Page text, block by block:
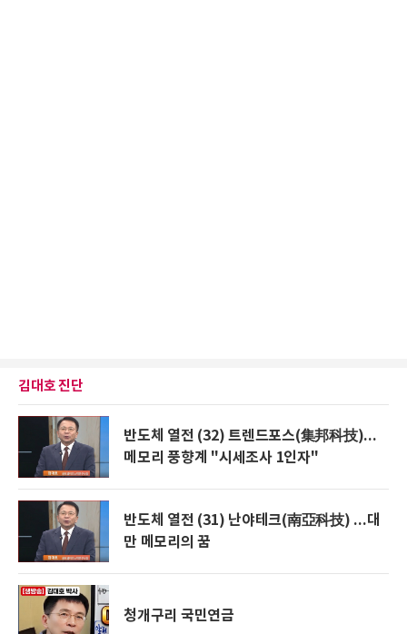
김대호 진단
반도체 열전 (32) 트렌드포스(集邦科技)...
메모리 풍향계 "시세조사 1인자"
반도체 열전 (31) 난야테크(南亞科技) ...대
만 메모리의 꿈
청개구리 국민연금